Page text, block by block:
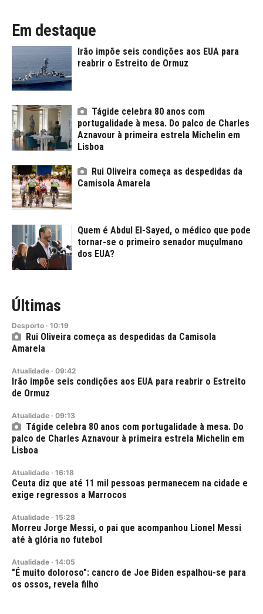
Em destaque
Irão impõe seis condições aos EUA para
reabrir o Estreito de Ormuz
Tágide celebra 80 anos com
portugalidade à mesa. Do palco de Charles
Aznavour à primeira estrela Michelin em
Lisboa
Rui Oliveira começa as despedidas da
Camisola Amarela
Quem é Abdul El-Sayed, o médico que pode
tornar-se o primeiro senador muçulmano
dos EUA?
Últimas
Desporto · 10:19
Rui Oliveira começa as despedidas da Camisola
Amarela
Atualidade · 09:42
Irão impõe seis condições aos EUA para reabrir o Estreito
de Ormuz
Atualidade · 09:13
Tágide celebra 80 anos com portugalidade à mesa. Do
palco de Charles Aznavour à primeira estrela Michelin em
Lisboa
Atualidade · 16:18
Ceuta diz que até 11 mil pessoas permanecem na cidade e
exige regressos a Marrocos
Atualidade · 15:28
Morreu Jorge Messi, o pai que acompanhou Lionel Messi
até à glória no futebol
Atualidade · 14:05
"É muito doloroso": cancro de Joe Biden espalhou-se para
os ossos, revela filho